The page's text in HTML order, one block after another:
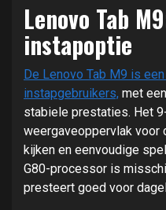
Lenovo Tab
instapoptie
De Lenovo Tab M9 is
instapgebruikers, met
stabiele prestaties. Het
weergaveoppervlak voor
kijken en eenvoudige
G80-processor is
presteert goed voor